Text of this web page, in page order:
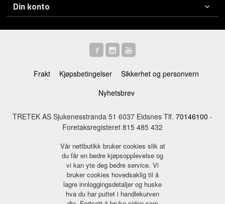
Din konto
Frakt Kjøpsbetingelser
Sikkerhet og personvern
Nyhetsbrev
TRETEK AS Sjukenesstranda 51 6037 Eidsnes Tlf. 70146100 -
Foretaksregisteret 815 485 432
Vår nettbutikk bruker cookies slik at
du får en bedre kjøpsopplevelse og
vi kan yte deg bedre service. Vi
bruker cookies hovedsaklig til å
lagre innloggingsdetaljer og huske
hva du har puttet i handlekurven